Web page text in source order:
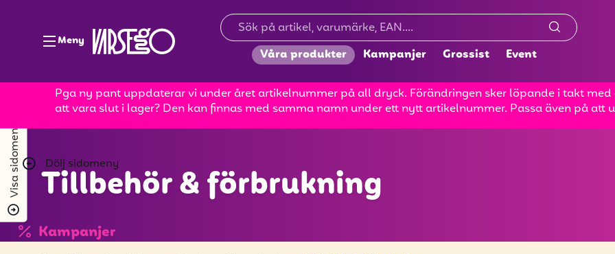
Meny
Våra produkter Kampanjer Grossist Event
Pga ny pant uppdaterar vi under året artikelnummer på all dryck. Förändringen sker löpande i takt
att vara slut i lager? Den kan finnas med samma namn under ett nytt artikelnummer. Passa även på
Dölj sidomeny
Kampanjer
Visa sidomeny Tillbehör & förbrukning